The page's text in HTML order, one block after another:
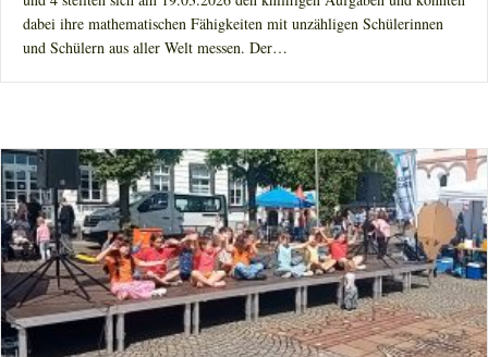
dabei ihre mathematischen Fähigkeiten mit unzähligen Schülerinnen
und Schülern aus aller Welt messen. Der…